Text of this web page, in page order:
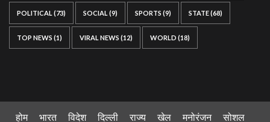
POLITICAL (73) SOCIAL (9) SPORTS (9) STATE(68)
TOP NEWS (1) VIRAL NEWS (12) WORLD (18)
होम भारत विदेश दिल्ली राज्य खेल मनोरंजन सोशल